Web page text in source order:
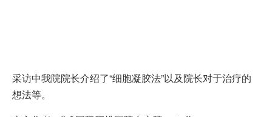
采访中我院院长介绍了“细胞凝胶法”以及院长对于治疗的
想法等。